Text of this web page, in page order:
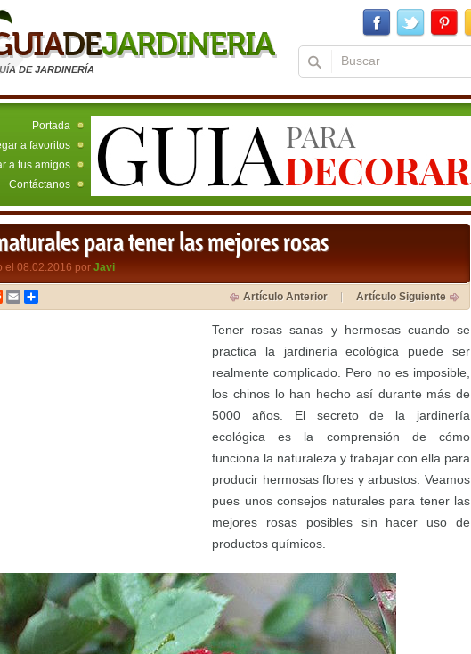
DE JARDINERÍA
Portada
a favoritos
a tus amigos
Contáctanos
para tener las mejores rosas
el 08.02.2016 por Javi
RedditEmail Artículo Anterior Artículo Siguiente
Tener rosas sanas y hermosas cuando se
practica la jardinería ecológica puede ser
realmente complicado. Pero no es imposible,
los chinos lo han hecho así durante más de
5000 años. El secreto de la jardinería
ecológica es la comprensión de cómo
funciona la naturaleza y trabajar con ella para
producir hermosas flores y arbustos. Veamos
pues unos consejos naturales para tener las
mejores rosas posibles sin hacer uso de
productos químicos.